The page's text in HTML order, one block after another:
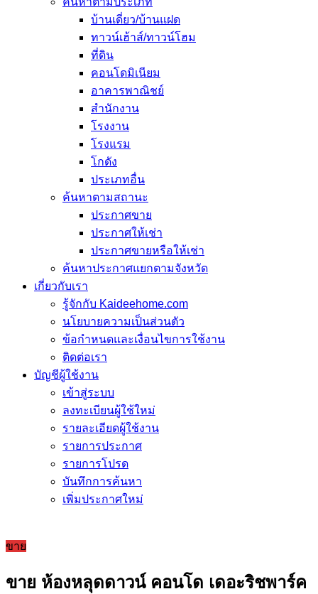
บ้านเดี่ยว/บ้านแฝด
ทาวน์เฮ้าส์/ทาวน์โฮม
ที่ดิน
คอนโดมิเนียม
อาคารพาณิชย์
สำนักงาน
โรงงาน
โรงแรม
โกดัง
ประเภทอื่น
ค้นหาตามสถานะ
ประกาศขาย
ประกาศให้เช่า
ประกาศขายหรือให้เช่า
ค้นหาประกาศแยกตามจังหวัด
เกี่ยวกับเรา
รู้จักกับ Kaideehome.com
นโยบายความเป็นส่วนตัว
ข้อกำหนดและเงื่อนไขการใช้งาน
ติดต่อเรา
บัญชีผู้ใช้งาน
เข้าสู่ระบบ
ลงทะเบียนผู้ใช้ใหม่
รายละเอียดผู้ใช้งาน
รายการประกาศ
รายการโปรด
บันทึกการค้นหา
เพิ่มประกาศใหม่
ขาย
ขาย ห้องหลุดดาวน์ คอนโด เดอะริชพาร์ค